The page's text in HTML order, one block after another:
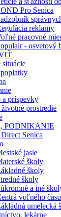
Pro Senica
reklamy
pracovné
- osvetový
situácie
a príspevky
životné prostredie
PODNIKANIE
Senica
jasle
školy
školy
školy
a iné
voľného času
umelecká
lekárne